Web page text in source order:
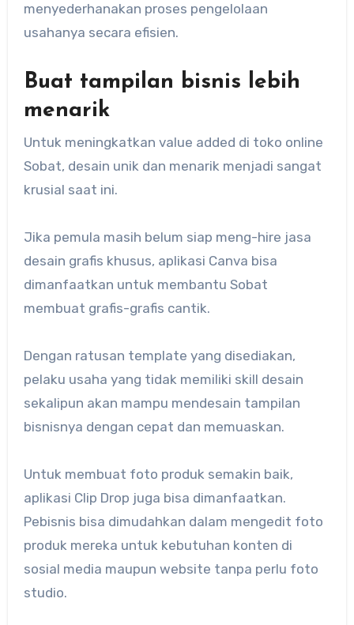
menyederhanakan proses pengelolaan
usahanya secara efisien.
Buat tampilan bisnis lebih
menarik
Untuk meningkatkan value added di toko online
Sobat, desain unik dan menarik menjadi sangat
krusial saat ini.
Jika pemula masih belum siap meng-hire jasa
desain grafis khusus, aplikasi Canva bisa
dimanfaatkan untuk membantu Sobat
membuat grafis-grafis cantik.
Dengan ratusan template yang disediakan,
pelaku usaha yang tidak memiliki skill desain
sekalipun akan mampu mendesain tampilan
bisnisnya dengan cepat dan memuaskan.
Untuk membuat foto produk semakin baik,
aplikasi Clip Drop juga bisa dimanfaatkan.
Pebisnis bisa dimudahkan dalam mengedit foto
produk mereka untuk kebutuhan konten di
sosial media maupun website tanpa perlu foto
studio.